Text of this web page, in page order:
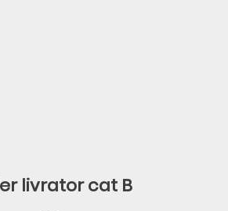
livrator cat B